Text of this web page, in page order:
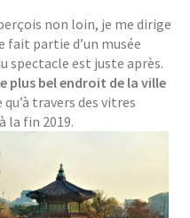
non loin, je me dirige
fait partie d’un musée
spectacle est juste après.
plus bel endroit de la ville
qu’à travers des vitres
la fin 2019.